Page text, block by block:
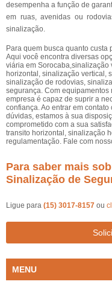
desempenha a função de
em ruas, avenidas ou
sinalização.
Para quem busca quanto
Aqui você encontra diversas
viária em
horizontal, sinalização vertical,
sinalização de rodovias,
segurança. Com equipamentos
empresa é capaz de suprir a
confiança. Ao entrar em
dúvidas, estamos à sua
comprometido com a sua
transito horizontal, sinalização
regulamentação. Fale com
Para saber mais
Sinalização de
Ligue para (15) 3017-8157 ou
MENU